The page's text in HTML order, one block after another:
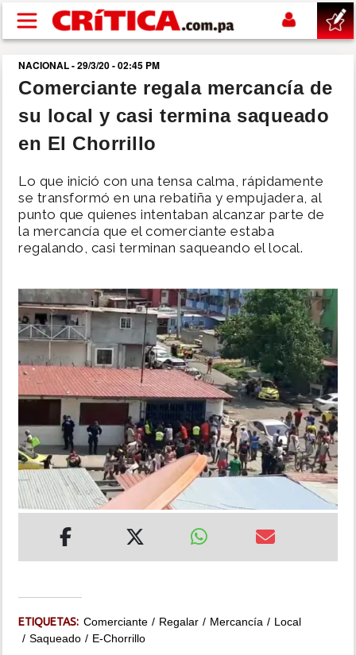
Pasar al contenido principal
buscar
SUCESOS
POLÍTICA
SHOW
DEPORTES
MUNDO
INSÓLITAS
MULTIMEDIA
IMPRESO
NACIONAL - 29/3/20 - 02:45 PM
Comerciante regala mercancía de
su local y casi termina saqueado
en El Chorrillo
Lo que inició con una tensa calma, rápidamente
se transformó en una rebatiña y empujadera, al
punto que quienes intentaban alcanzar parte de
la mercancía que el comerciante estaba
regalando, casi terminan saqueando el local.
ETIQUETAS: Comerciante Regalar Mercancía
Local
Saqueado
E-Chorrillo